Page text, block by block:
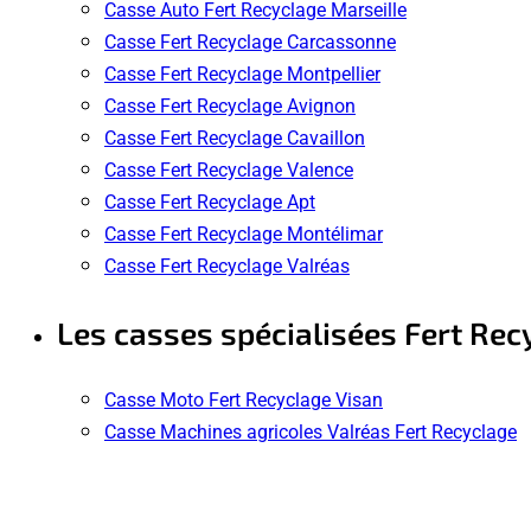
Casse Auto Fert Recyclage Marseille
Casse Fert Recyclage Carcassonne
Casse Fert Recyclage Montpellier
Casse Fert Recyclage Avignon
Casse Fert Recyclage Cavaillon
Casse Fert Recyclage Valence
Casse Fert Recyclage Apt
Casse Fert Recyclage Montélimar
Casse Fert Recyclage Valréas
Les casses spécialisées Fert
Casse Moto Fert Recyclage Visan
Casse Machines agricoles Valréas Fert Recyclage